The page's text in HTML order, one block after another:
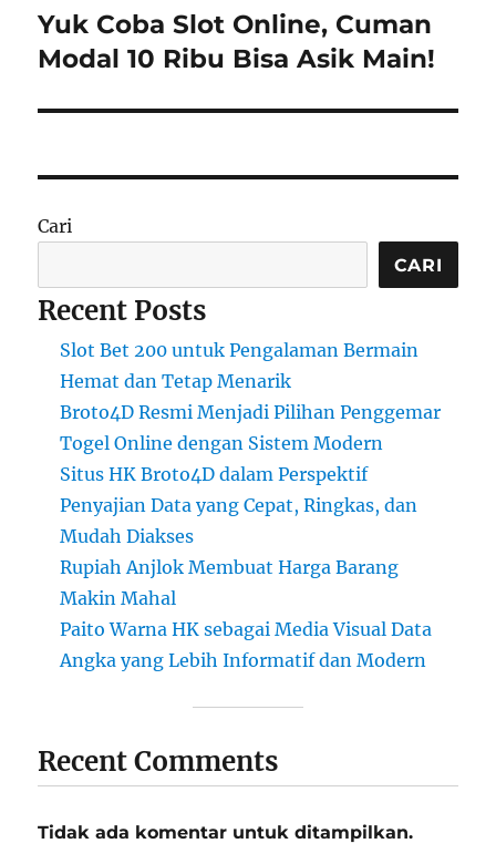
Next
post:
Yuk Coba Slot Online, Cuman
Modal 10 Ribu Bisa Asik Main!
Cari
CARI
Recent Posts
Slot Bet 200 untuk Pengalaman Bermain
Hemat dan Tetap Menarik
Broto4D Resmi Menjadi Pilihan Penggemar
Togel Online dengan Sistem Modern
Situs HK Broto4D dalam Perspektif
Penyajian Data yang Cepat, Ringkas, dan
Mudah Diakses
Rupiah Anjlok Membuat Harga Barang
Makin Mahal
Paito Warna HK sebagai Media Visual Data
Angka yang Lebih Informatif dan Modern
Recent Comments
Tidak ada komentar untuk ditampilkan.